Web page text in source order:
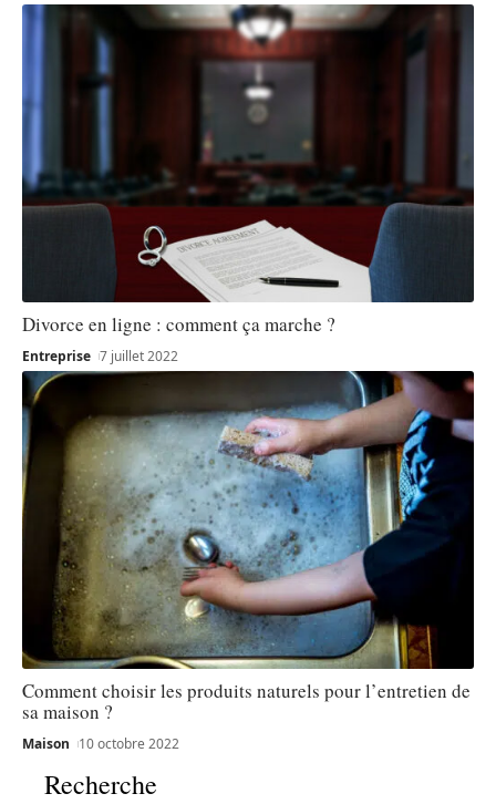
Divorce en ligne : comment ça marche ?
Entreprise 7 juillet 2022
Comment choisir les produits naturels pour l’entretien de
sa maison ?
Maison 10 octobre 2022
Recherche